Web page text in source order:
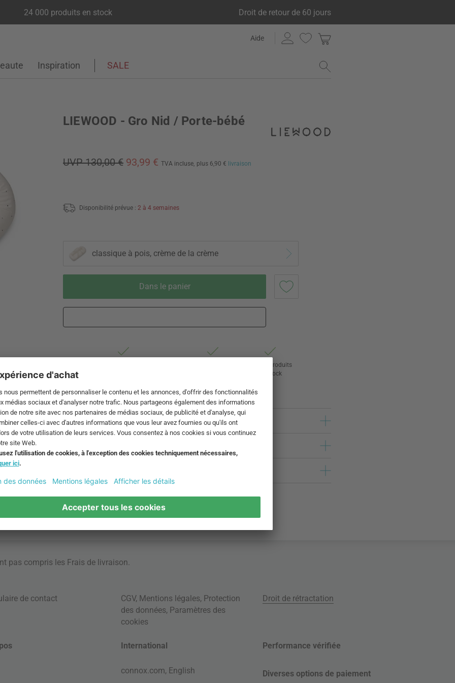
24 000 produits en stock Droit de retour de 60 jours
Aide
Inspiration SALE
LIEWOOD - Gro Nid / Porte-bébé
UVP 130,00 € 93,99 € TVA incluse, plus 6,90 € livraison
Disponibilité prévue : 2 à 4 semaines
classique à pois, crème de la crème
Dans le panier
24 000 produits
en stock
pas compris les Frais de livraison.
de contact CGV, Mentions légales, Protection
des données, Paramètres des
cookies
Droit de rétractation
International
connox.com, English
Performance vérifiée
Diverses options de paiement